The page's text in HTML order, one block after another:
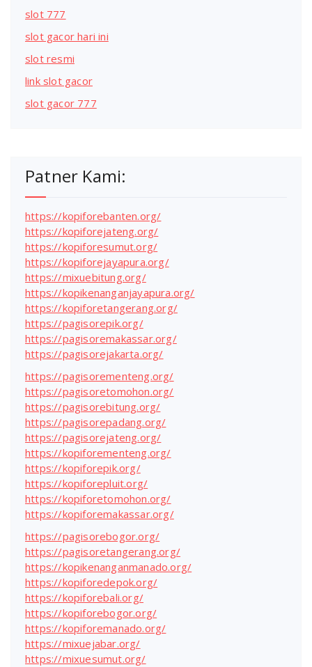
slot 777
slot gacor hari ini
slot resmi
link slot gacor
slot gacor 777
Patner Kami:
https://kopiforebanten.org/
https://kopiforejateng.org/
https://kopiforesumut.org/
https://kopiforejayapura.org/
https://mixuebitung.org/
https://kopikenanganjayapura.org/
https://kopiforetangerang.org/
https://pagisorepik.org/
https://pagisoremakassar.org/
https://pagisorejakarta.org/
https://pagisorementeng.org/
https://pagisoretomohon.org/
https://pagisorebitung.org/
https://pagisorepadang.org/
https://pagisorejateng.org/
https://kopiforementeng.org/
https://kopiforepik.org/
https://kopiforepluit.org/
https://kopiforetomohon.org/
https://kopiforemakassar.org/
https://pagisorebogor.org/
https://pagisoretangerang.org/
https://kopikenanganmanado.org/
https://kopiforedepok.org/
https://kopiforebali.org/
https://kopiforebogor.org/
https://kopiforemanado.org/
https://mixuejabar.org/
https://mixuesumut.org/